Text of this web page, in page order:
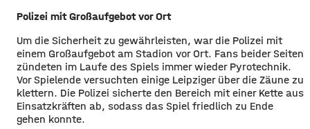
Polizei mit Großaufgebot vor Ort
Um die Sicherheit zu gewährleisten, war die Polizei mit
einem Großaufgebot am Stadion vor Ort. Fans beider Seiten
zündeten im Laufe des Spiels immer wieder Pyrotechnik.
Vor Spielende versuchten einige Leipziger über die Zäune zu
klettern. Die Polizei sicherte den Bereich mit einer Kette aus
Einsatzkräften ab, sodass das Spiel friedlich zu Ende
gehen konnte.